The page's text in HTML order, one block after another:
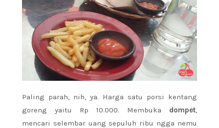
Paling parah, nih, ya. Harga satu porsi kentang
goreng yaitu Rp 10.000. Membuka dompet,
mencari selembar uang sepuluh ribu ngga nemu